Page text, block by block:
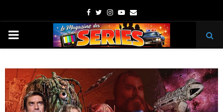
Facebook
TwitterInstagram
Youtube
Email
PRIMARY